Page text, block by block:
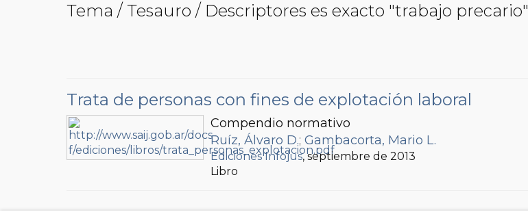
Tema / Tesauro / Descriptores es exacto "trabajo precario"
Trata de personas con fines de explotación laboral
Compendio normativo
Ruíz, Álvaro D.; Gambacorta, Mario L.
Ediciones Infojus, septiembre de 2013
Libro